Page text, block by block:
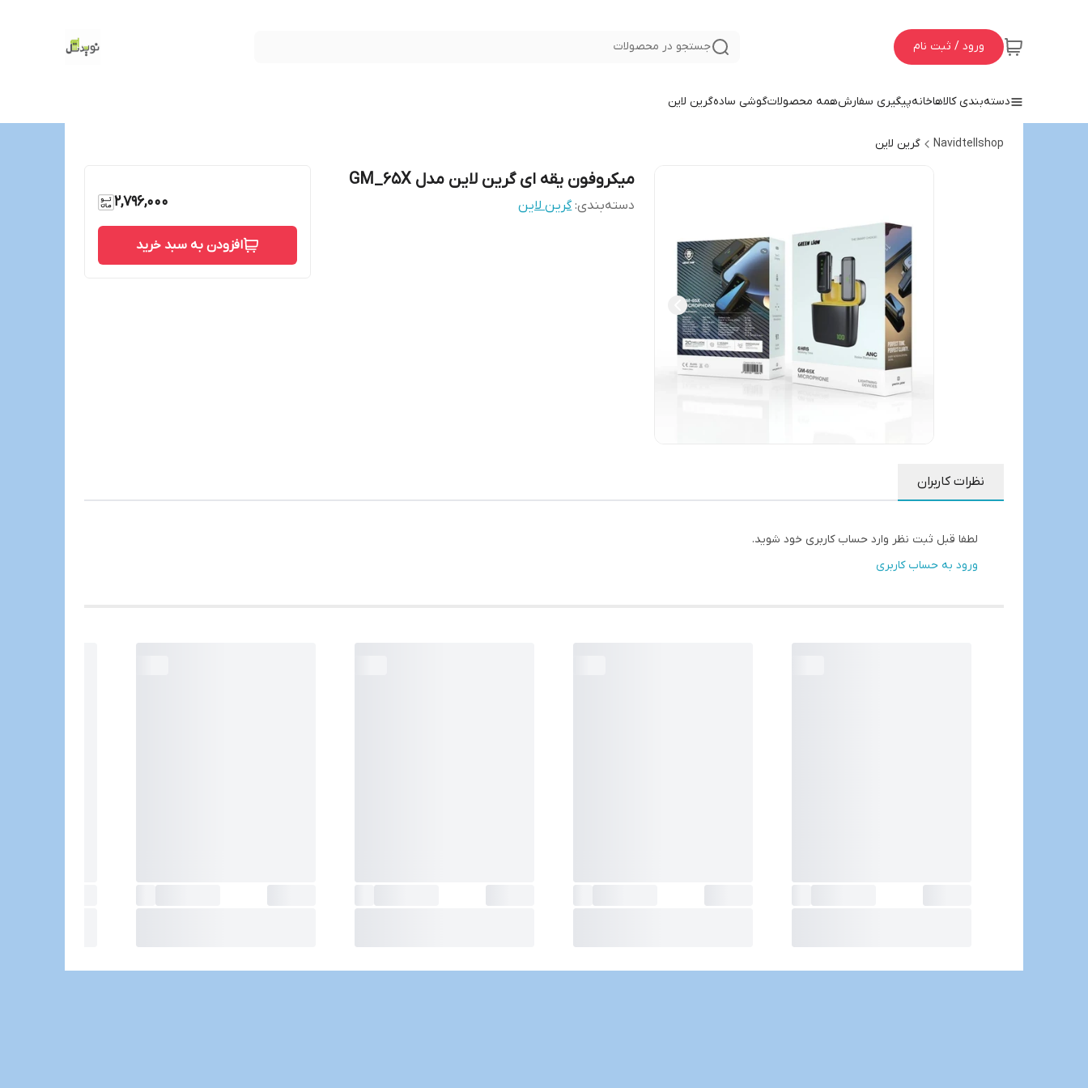
ورود / ثبت نام جستجو در محصولات
دسته‌بندی کالاهاخانهپیگیری سفارشهمه محصولاتگوشی سادهگرین لاین
Navidtellshop گرین لاین
میکروفون یقه ای گرین لاین مدل GM_65X
دسته‌بندی:گرین لاین 2,796,000
افزودن به سبد خرید
نظرات کاربران
لطفا قبل ثبت نظر وارد حساب کاربری خود شوید.
ورود به حساب کاربری